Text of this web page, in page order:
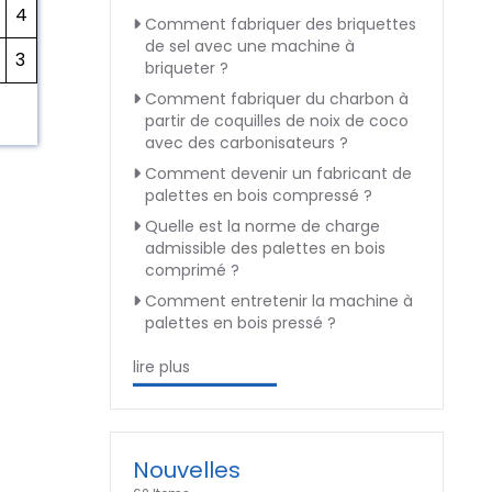
4
3
Comment fabriquer des briquettes
de sel avec une machine à
briqueter ?
Comment fabriquer du charbon à
partir de coquilles de noix de coco
avec des carbonisateurs ?
Comment devenir un fabricant de
palettes en bois compressé ?
Quelle est la norme de charge
admissible des palettes en bois
comprimé ?
Comment entretenir la machine à
palettes en bois pressé ?
lire plus
Nouvelles